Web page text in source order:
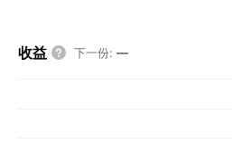
收益 下一份: —